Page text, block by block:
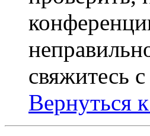
свяжитесь
Вернуться